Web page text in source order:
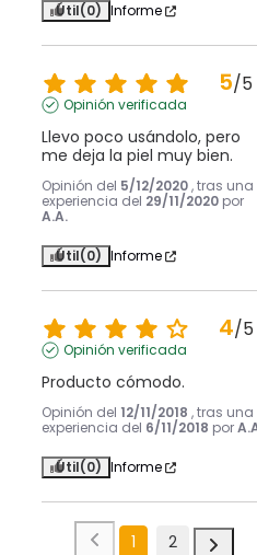
Útil(0) Informe
5/5
Opinión verificada
Llevo poco usándolo, pero
me deja la piel muy bien.
Opinión del 5/12/2020 , tras una
experiencia del 29/11/2020 por
A.A.
Útil(0) Informe
4/5
Opinión verificada
Producto cómodo.
Opinión del 12/11/2018 , tras una
experiencia del 6/11/2018 por
Útil(0) Informe
1 2